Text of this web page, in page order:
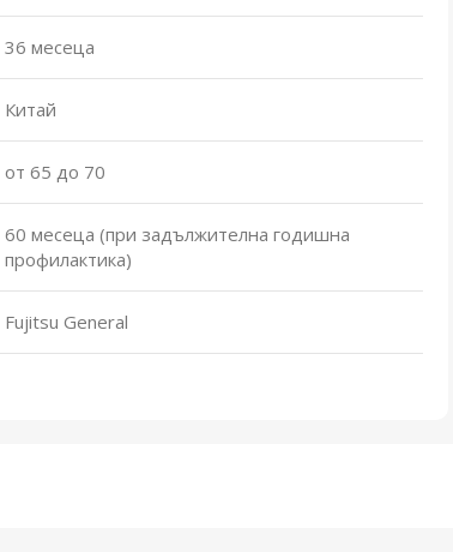
36 месеца
Китай
от 65 до 70
60 месеца (при задължителна годишна
профилактика)
Fujitsu General